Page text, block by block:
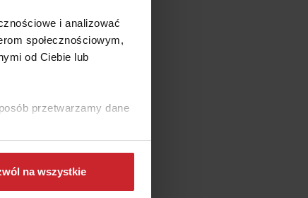
i analizować
społecznościowym,
od Ciebie lub
przetwarzamy dane
na wszystkie
40.
(61
razu
17